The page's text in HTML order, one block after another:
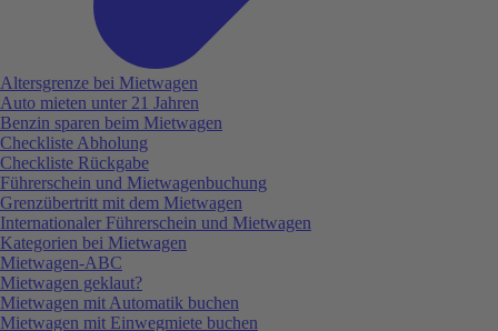
Altersgrenze bei Mietwagen
Auto mieten unter 21 Jahren
Benzin sparen beim Mietwagen
Checkliste Abholung
Checkliste Rückgabe
Führerschein und Mietwagenbuchung
Grenzübertritt mit dem Mietwagen
Internationaler Führerschein und Mietwagen
Kategorien bei Mietwagen
Mietwagen-ABC
Mietwagen geklaut?
Mietwagen mit Automatik buchen
Mietwagen mit Einwegmiete buchen